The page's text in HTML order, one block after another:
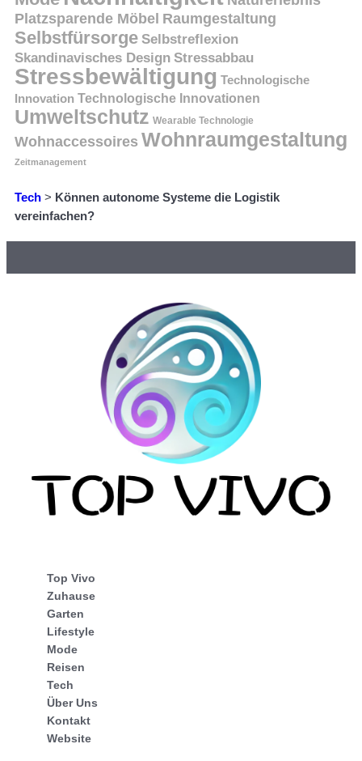
Platzsparende Möbel Raumgestaltung
Selbstfürsorge Selbstreflexion
Skandinavisches Design Stressabbau
Stressbewältigung Technologische
Innovation Technologische Innovationen
Umweltschutz Wearable Technologie
Wohnaccessoires Wohnraumgestaltung
Zeitmanagement
Tech > Können autonome Systeme die Logistik
vereinfachen?
Top Vivo
Zuhause
Garten
Lifestyle
Mode
Reisen
Tech
Über Uns
Kontakt
Website